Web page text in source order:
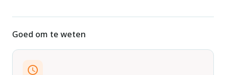
Goed om te weten